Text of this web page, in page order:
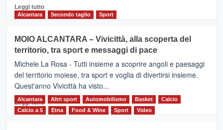
Leggi tuttoLeggi
Torna
la
Supermaratona
dell’Etna
Alcantara Secondo taglio Sport
MOIO ALCANTARA – Vivicittà, alla scoperta del
territorio, tra sport e messaggi di pace
Michele La Rosa - Tutti insieme a scoprire angoli e paesaggi
del territorio moiese, tra sport e voglia di divertirsi insieme.
Quest'anno Vivicittà ha visto...
Leggi tutto Leggi
Alcantara Altri sport Automobilismo Basket
Calcio
Calcio a 5
Etna Food & Wine Sport Video